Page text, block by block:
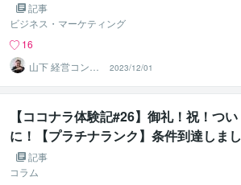
記事
ビジネス・マーケティング
16
山下 経営コンサ
ル／コーチ
2023/12/01
【ココナラ体験記#26】御礼！祝！つい
に！【プラチナランク】条件到達しまし
た！【Day86-93】
記事
コラム